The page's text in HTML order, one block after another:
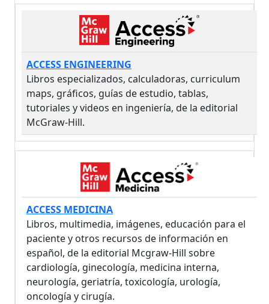
ACCESS ENGINEERING
Libros especializados, calculadoras, curriculum
maps, gráficos, guías de estudio, tablas,
tutoriales y videos en ingeniería, de la editorial
McGraw-Hill.
ACCESS MEDICINA
Libros, multimedia, imágenes, educación para el
paciente y otros recursos de información en
español, de la editorial Mcgraw-Hill sobre
cardiología, ginecología, medicina interna,
neurología, geriatría, toxicología, urología,
oncología y cirugía.